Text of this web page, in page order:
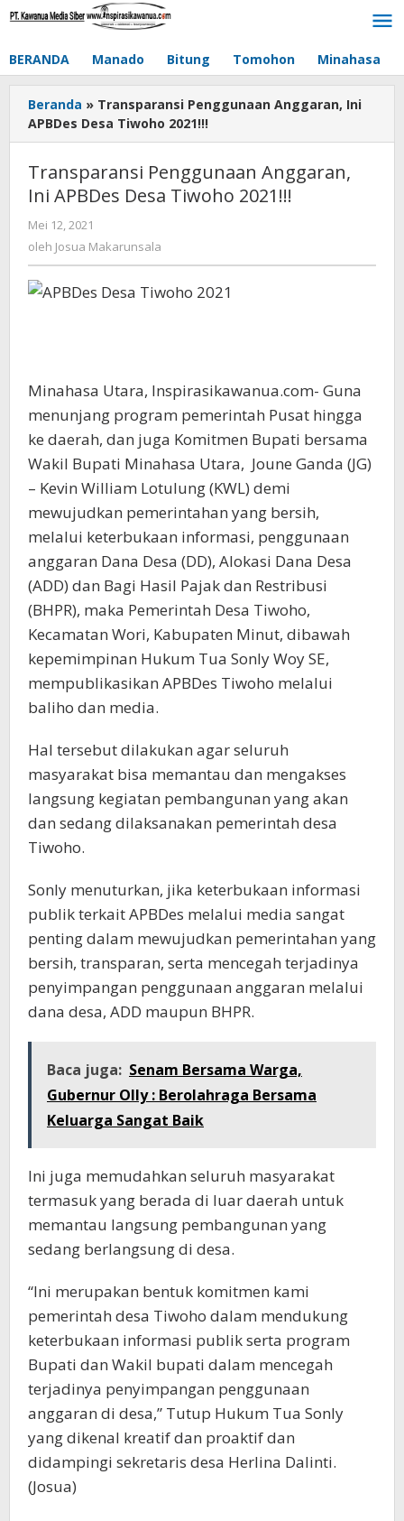
Lewati
BERANDA Manado Bitung Tomohon Minahasa
Beranda » Transparansi Penggunaan Anggaran, Ini
APBDes Desa Tiwoho 2021!!!
Transparansi Penggunaan Anggaran,
Ini APBDes Desa Tiwoho 2021!!!
Mei 12, 2021
Josua
oleh Josua Makarunsala
Minahasa Utara, Inspirasikawanua.com- Guna
menunjang program pemerintah Pusat hingga
ke daerah, dan juga Komitmen Bupati bersama
Wakil Bupati Minahasa Utara, Joune Ganda (JG)
– Kevin William Lotulung (KWL) demi
mewujudkan pemerintahan yang bersih,
melalui keterbukaan informasi, penggunaan
anggaran Dana Desa (DD), Alokasi Dana Desa
(ADD) dan Bagi Hasil Pajak dan Restribusi
(BHPR), maka Pemerintah Desa Tiwoho,
Kecamatan Wori, Kabupaten Minut, dibawah
kepemimpinan Hukum Tua Sonly Woy SE,
mempublikasikan APBDes Tiwoho melalui
baliho dan media.
Hal tersebut dilakukan agar seluruh
masyarakat bisa memantau dan mengakses
langsung kegiatan pembangunan yang akan
dan sedang dilaksanakan pemerintah desa
Tiwoho.
Sonly menuturkan, jika keterbukaan informasi
publik terkait APBDes melalui media sangat
penting dalam mewujudkan pemerintahan yang
bersih, transparan, serta mencegah terjadinya
penyimpangan penggunaan anggaran melalui
dana desa, ADD maupun BHPR.
Baca juga: Senam Bersama Warga,
Gubernur Olly : Berolahraga Bersama
Keluarga Sangat Baik
Ini juga memudahkan seluruh masyarakat
termasuk yang berada di luar daerah untuk
memantau langsung pembangunan yang
sedang berlangsung di desa.
“Ini merupakan bentuk komitmen kami
pemerintah desa Tiwoho dalam mendukung
keterbukaan informasi publik serta program
Bupati dan Wakil bupati dalam mencegah
terjadinya penyimpangan penggunaan
anggaran di desa,” Tutup Hukum Tua Sonly
yang dikenal kreatif dan proaktif dan
didampingi sekretaris desa Herlina Dalinti.
(Josua)